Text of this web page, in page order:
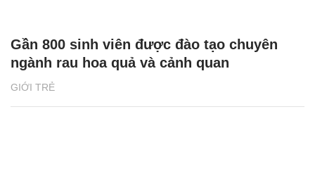
GIỚI TRẺ
Gần 800 sinh viên được đào tạo chuyên
ngành rau hoa quả và cảnh quan